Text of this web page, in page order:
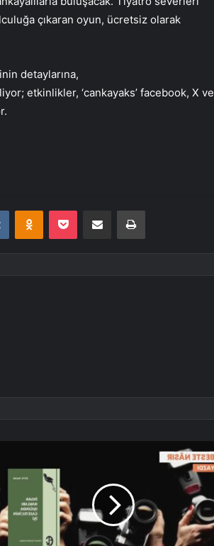
çıkaran oyun, ücretsiz olarak
detaylarına,
etkinlikler, ‘cankayaks’ facebook, X ve
VKontakteOdnoklassniki
Pocket E-Posta ile paylaş Yazdır